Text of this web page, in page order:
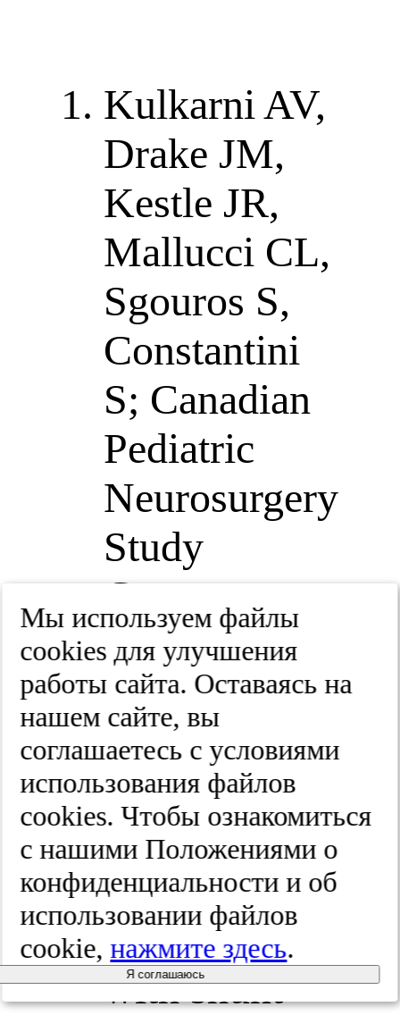
Kulkarni AV,
Drake JM,
Kestle JR,
Mallucci CL,
Sgouros S,
Constantini
S; Canadian
Pediatric
Neurosurgery
Study
Group.
Predicting
who will
benefit from
endoscopic
third
ventriculostomy
compared
with shunt
Мы используем файлы
cооkies для улучшения
работы сайта. Оставаясь на
нашем сайте, вы
соглашаетесь с условиями
использования файлов
cооkies. Чтобы ознакомиться
с нашими Положениями о
конфиденциальности и об
использовании файлов
cookie,нажмите здесь.
Я соглашаюсь